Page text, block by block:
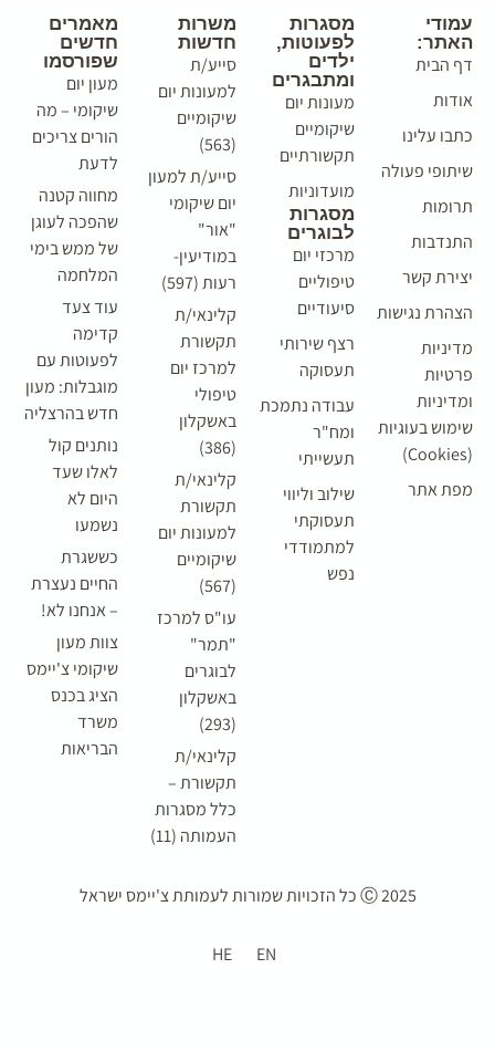
עמודי
האתר:
דף הבית
אודות
כתבו עלינו
שיתופי פעולה
תרומות
התנדבות
יצירת קשר
הצהרת נגישות
מדיניות
פרטיות
ומדיניות
שימוש בעוגיות
מפת אתר
מסגרות
לפעוטות,
ילדים
ומתבגרים
מעונות יום
שיקומיים
תקשורתיים
מועדוניות
מסגרות
לבוגרים
מרכזי יום
טיפוליים
סיעודיים
רצף שירותי
תעסוקה
עבודה נתמכת
ומח"ר
תעשייתי
שילוב וליווי
תעסוקתי
למתמודדי
נפש
משרות
חדשות
סייע/ת
למעונות יום
שיקומיים
סייע/ת למעון
יום שיקומי
"אור"
במודיעין-
רעות (597)
קלינאי/ת
תקשורת
למרכז יום
טיפולי
באשקלון
קלינאי/ת
תקשורת
למעונות יום
שיקומיים
עו"ס למרכז
"תמר"
לבוגרים
באשקלון
קלינאי/ת
תקשורת –
כלל מסגרות
העמותה (11)
מאמרים
חדשים
שפורסמו
מעון יום
שיקומי – מה
הורים צריכים
לדעת
מחווה קטנה
שהפכה לעוגן
של ממש בימי
המלחמה
עוד צעד
קדימה
לפעוטות עם
מוגבלות: מעון
חדש בהרצליה
נותנים קול
לאלו שעד
היום לא
נשמעו
כששגרת
החיים נעצרת
– אנחנו לא!
צוות מעון
שיקומי צ'יימס
הציג בכנס
משרד
הבריאות
2025 Ⓒ כל הזכויות שמורות ל עמותת צ'יימס ישראל